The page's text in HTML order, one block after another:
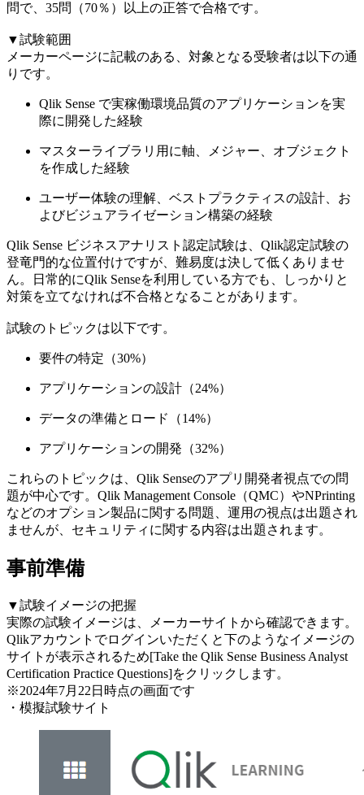
問で、35問（70％）以上の正答で合格です。
▼試験範囲
メーカーページに記載のある、対象となる受験者は以下の通
りです。
Qlik Sense で実稼働環境品質のアプリケーションを実
際に開発した経験
マスターライブラリ用に軸、メジャー、オブジェクト
を作成した経験
ユーザー体験の理解、ベストプラクティスの設計、お
よびビジュアライゼーション構築の経験
Qlik Sense ビジネスアナリスト認定試験は、Qlik認定試験の
登竜門的な位置付けですが、難易度は決して低くありませ
ん。日常的にQlik Senseを利用している方でも、しっかりと
対策を立てなければ不合格となることがあります。
試験のトピックは以下です。
要件の特定（30%）
アプリケーションの設計（24%）
データの準備とロード（14%）
アプリケーションの開発（32%）
これらのトピックは、Qlik Senseのアプリ開発者視点での問
題が中心です。Qlik Management Console（QMC）やNPrinting
などのオプション製品に関する問題、運用の視点は出題され
ませんが、セキュリティに関する内容は出題されます。
事前準備
▼試験イメージの把握
実際の試験イメージは、メーカーサイトから確認できます。
Qlikアカウントでログインいただくと下のようなイメージの
サイトが表示されるため[Take the Qlik Sense Business Analyst
Certification Practice Questions]をクリックします。
※2024年7月22日時点の画面です
・模擬試験サイト